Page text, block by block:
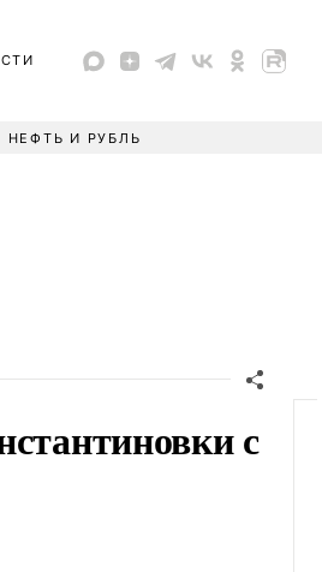
НЕФТЬ И РУБЛЬ
с